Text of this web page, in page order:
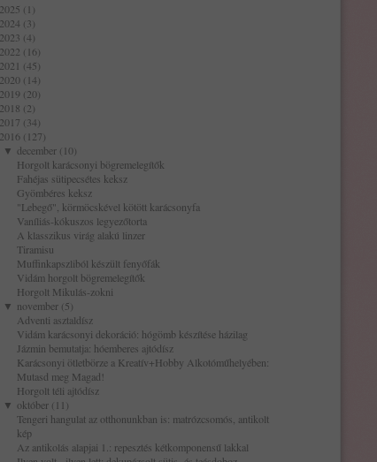
2025 (1)
2024 (3)
2023 (4)
2022 (16)
2021 (45)
2020 (14)
2019 (20)
2018 (2)
2017 (34)
2016 (127)
▼ december (10)
Horgolt karácsonyi bögremelegítők
Fahéjas sütipecsétes keksz
Gyömbéres keksz
"Lebegő", körmöcskével kötött karácsonyfa
Vaníliás-kókuszos legyezőtorta
A klasszikus virág alakú linzer
Tiramisu
Muffinkapszliból készült fenyőfák
Vidám horgolt bögremelegítők
Horgolt Mikulás-zokni
▼ november (5)
Adventi asztaldísz
Vidám karácsonyi dekoráció: hógömb készítése házilag
Jázmin bemutatja: hóemberes ajtódísz
Karácsonyi ötletbörze a Kreatív+Hobby Alkotóműhelyében:
Mutasd meg Magad!
Horgolt téli ajtódísz
▼ október (11)
Tengeri hangulat az otthonunkban is: matrózcsomós, antikolt
kép
Az antikolás alapjai 1.: repesztés kétkomponensű lakkal